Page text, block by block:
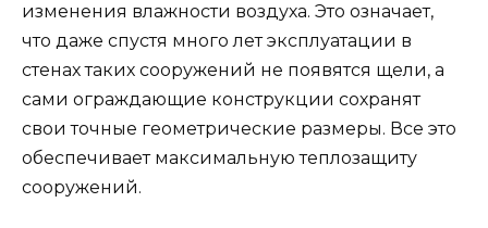
изменения влажности воздуха. Это означает,
что даже спустя много лет эксплуатации в
стенах таких сооружений не появятся щели, а
сами ограждающие конструкции сохранят
свои точные геометрические размеры. Все это
обеспечивает максимальную теплозащиту
сооружений.